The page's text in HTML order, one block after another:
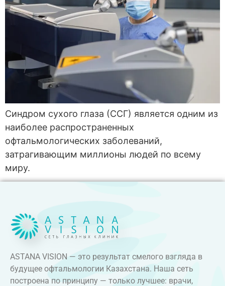
Синдром сухого глаза (ССГ) является одним из
наиболее распространенных
офтальмологических заболеваний,
затрагивающим миллионы людей по всему
миру.
ASTANA VISION — это результат смелого взгляда в
будущее офтальмологии Казахстана. Наша сеть
построена по принципу — только лучшее: врачи,